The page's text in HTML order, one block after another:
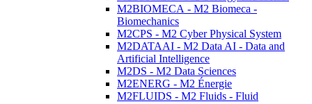
M2BIOMECA - M2 Biomeca -
Biomechanics
M2CPS - M2 Cyber Physical System
M2DATAAI - M2 Data AI - Data and
Artificial Intelligence
M2DS - M2 Data Sciences
M2ENERG - M2 Énergie
M2FLUIDS - M2 Fluids - Fluid